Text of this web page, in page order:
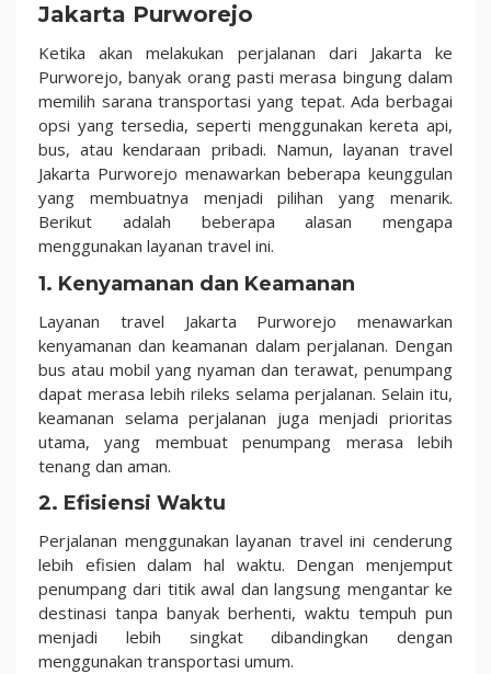
Jakarta Purworejo
Ketika akan melakukan perjalanan dari Jakarta ke
Purworejo, banyak orang pasti merasa bingung dalam
memilih sarana transportasi yang tepat. Ada berbagai
opsi yang tersedia, seperti menggunakan kereta api,
bus, atau kendaraan pribadi. Namun, layanan travel
Jakarta Purworejo menawarkan beberapa keunggulan
yang membuatnya menjadi pilihan yang menarik.
Berikut adalah beberapa alasan mengapa
menggunakan layanan travel ini.
1. Kenyamanan dan Keamanan
Layanan travel Jakarta Purworejo menawarkan
kenyamanan dan keamanan dalam perjalanan. Dengan
bus atau mobil yang nyaman dan terawat, penumpang
dapat merasa lebih rileks selama perjalanan. Selain itu,
keamanan selama perjalanan juga menjadi prioritas
utama, yang membuat penumpang merasa lebih
tenang dan aman.
2. Efisiensi Waktu
Perjalanan menggunakan layanan travel ini cenderung
lebih efisien dalam hal waktu. Dengan menjemput
penumpang dari titik awal dan langsung mengantar ke
destinasi tanpa banyak berhenti, waktu tempuh pun
menjadi lebih singkat dibandingkan dengan
menggunakan transportasi umum.